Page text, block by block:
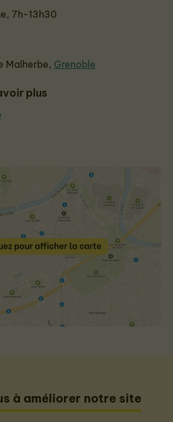
7h-13h30
Malherbe, Grenoble
plus
à améliorer notre site